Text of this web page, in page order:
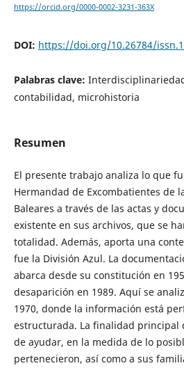
https://orcid.org/0000-0002-3231-363X
DOI: https://doi.org/10.26784/
Palabras clave:
contabilidad, microhistoria
Resumen
El presente trabajo analiza lo que
Hermandad de Excombatientes de
Baleares a través de las actas y
existente en sus archivos, que se
totalidad. Además, aporta una
fue la División Azul. La
abarca desde su constitución en
desaparición en 1989. Aquí se
1970, donde la información está
estructurada. La finalidad principal
de ayudar, en la medida de lo
pertenecieron, así como a sus